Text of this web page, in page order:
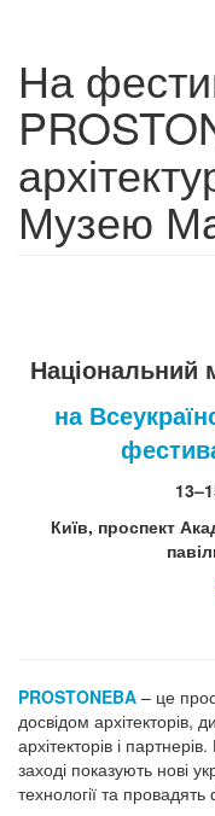
На
Музею
Національний
на
Київ, проспект
PROSTONEBA – це
досвідом архітекторів,
архітекторів і
заході показують нові
технології та провадять